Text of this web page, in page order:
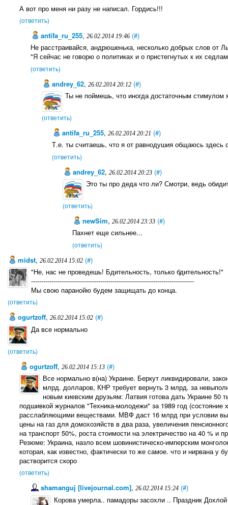
А вот про меня ни разу не написал. Гордись!!!
(ответить)
antifa_ru_255,26.02.2014 19:46 (#)
Не расстраивайся, андрюшенька, несколько добрых слов от
"Я сейчас не говорю о политиках и о пристегнутых к их
(ответить)
andrey_62, 26.02.2014 20:12 (#)
Ты не поймешь, что иногда достаточным стимулом
(ответить)
antifa_ru_255,26.02.2014 20:21 (#)
Т.е. ты считаешь, что я от равнодушия общаюсь здесь
(ответить)
andrey_62, 26.02.2014 20:23 (#)
Это ты про деда что ли? Смотри, ведь
(ответить)
newSim,26.02.2014 23:33 (#)
Пахнет еще сильнее...
(ответить)
midst, 26.02.2014 15:02 (#)
"Не, нас не проведешь! Бдительность, только бдительность!"
--------------------------------------------------------------------------------
Мы свою паранойю будем защищать до конца.
(ответить)
ogurtzoff, 26.02.2014 15:02 (#)
Да все нормально
(ответить)
ogurtzoff, 26.02.2014 15:13 (#)
Все нормально в(на) Украине. Беркут ликвидировали,
млрд. долларов, КНР требует вернуть 3 млрд. за
новым киевским друзьям: Латвия готова дать Украине
подшивкой журналов "Техника-молодежи" за 1989 год (состояние
расслабляющими веществами. МВФ даст 16 млрд при условии
цены на газ для домохозяйств в два раза, увеличения
на транспорт 50%, роста стоимости на электричество на 40 % и
Резюме: Украина, назло всем шовинистическо-имперским
которая, как известно, фактически то же самое. что и нирвана у
растворится скоро
(ответить)
shamanguj [livejournal.com],26.02.2014 15:24 (#)
Корова умерла.. памадоры засохли .. Праздник